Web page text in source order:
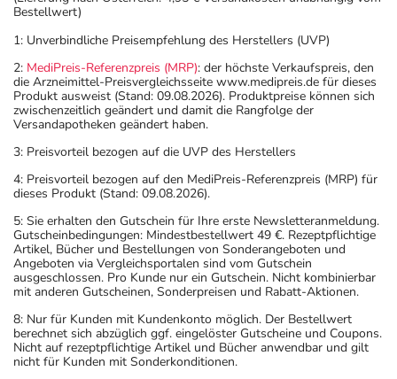
Bestellwert)
1: Unverbindliche Preisempfehlung des Herstellers (UVP)
2: MediPreis-Referenzpreis (MRP): der höchste Verkaufspreis, den
die Arzneimittel-Preisvergleichsseite www.medipreis.de für dieses
Produkt ausweist (Stand: 09.08.2026). Produktpreise können sich
zwischenzeitlich geändert und damit die Rangfolge der
Versandapotheken geändert haben.
3: Preisvorteil bezogen auf die UVP des Herstellers
4: Preisvorteil bezogen auf den MediPreis-Referenzpreis (MRP) für
dieses Produkt (Stand: 09.08.2026).
5: Sie erhalten den Gutschein für Ihre erste Newsletteranmeldung.
Gutscheinbedingungen: Mindestbestellwert 49 €. Rezeptpflichtige
Artikel, Bücher und Bestellungen von Sonderangeboten und
Angeboten via Vergleichsportalen sind vom Gutschein
ausgeschlossen. Pro Kunde nur ein Gutschein. Nicht kombinierbar
mit anderen Gutscheinen, Sonderpreisen und Rabatt-Aktionen.
8: Nur für Kunden mit Kundenkonto möglich. Der Bestellwert
berechnet sich abzüglich ggf. eingelöster Gutscheine und Coupons.
Nicht auf rezeptpflichtige Artikel und Bücher anwendbar und gilt
nicht für Kunden mit Sonderkonditionen.